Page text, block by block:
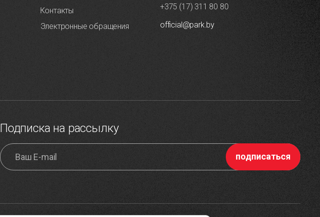
Контакты
Электронные обращения
+375 (17) 311 80 80
official@park.by
Подписка на рассылку